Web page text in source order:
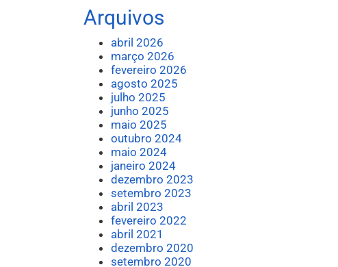
Arquivos
abril 2026
março 2026
fevereiro 2026
agosto 2025
julho 2025
junho 2025
maio 2025
outubro 2024
maio 2024
janeiro 2024
dezembro 2023
setembro 2023
abril 2023
fevereiro 2022
abril 2021
dezembro 2020
setembro 2020